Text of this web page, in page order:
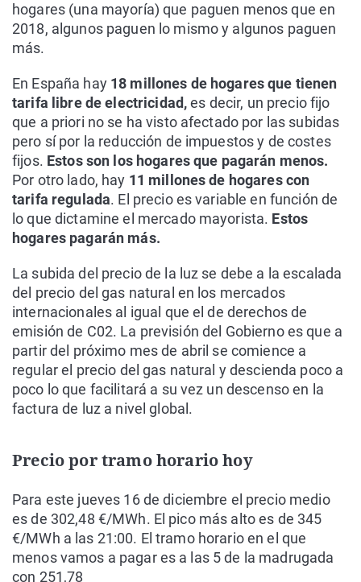
hogares (una mayoría) que paguen menos que en
2018, algunos paguen lo mismo y algunos paguen
más.
En España hay18 millones de hogares que tienen
tarifa libre de electricidad,es decir, un precio fijo
que a priori no se ha visto afectado por las subidas
pero sí por la reducción de impuestos y de costes
fijos. Estos son los hogares que pagarán menos.
Por otro lado, hay 11 millones de hogares con
tarifa regulada. El precio es variable en función de
lo que dictamine el mercado mayorista. Estos
hogares pagarán más.
La subida del precio de la luz se debe a la escalada
del precio del gas natural en los mercados
internacionales al igual que el de derechos de
emisión de C02. La previsión del Gobierno es que a
partir del próximo mes de abril se comience a
regular el precio del gas natural y descienda poco a
poco lo que facilitará a su vez un descenso en la
factura de luz a nivel global.
Precio por tramo horario hoy
Para este jueves 16 de diciembre el precio medio
es de 302,48 €/MWh. El pico más alto es de 345
€/MWh a las 21:00. El tramo horario en el que
menos vamos a pagar es a las 5 de la madrugada
con 251,78